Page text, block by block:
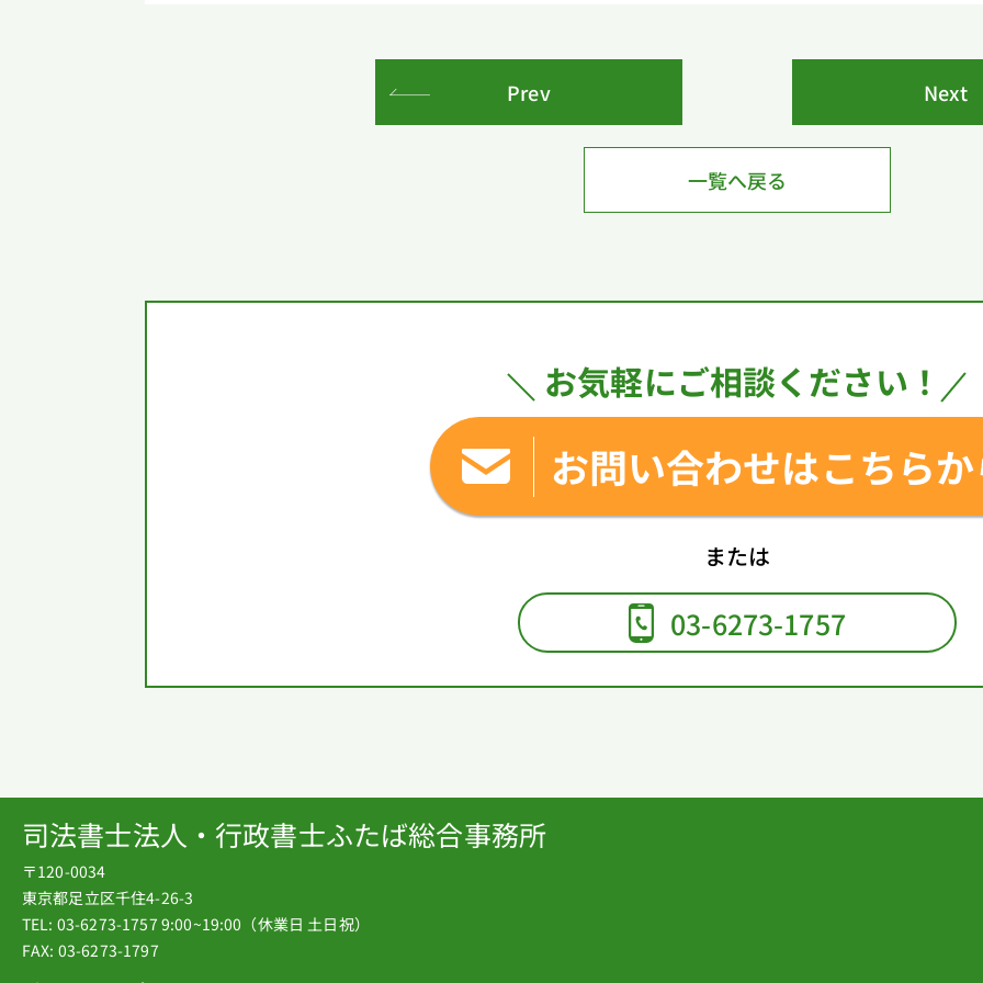
Prev Next
一覧へ戻る
お気軽にご相談ください！
お問い合わせはこちら
03-6273-1757
司法書士法人・行政書士ふたば総合事務所
〒120-0034
東京都足立区千住4-26-3
TEL: 03-6273-1757 9:00~19:00（休業日 土日祝）
FAX: 03-6273-1797